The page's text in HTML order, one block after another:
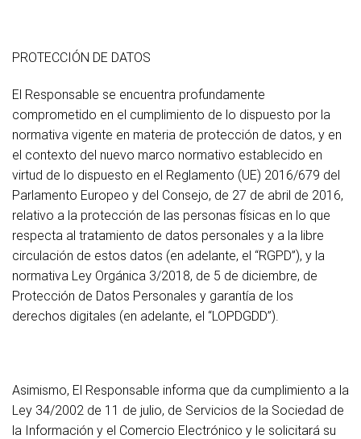
PROTECCIÓN DE DATOS
El Responsable se encuentra profundamente
comprometido en el cumplimiento de lo dispuesto por la
normativa vigente en materia de protección de datos, y en
el contexto del nuevo marco normativo establecido en
virtud de lo dispuesto en el Reglamento (UE) 2016/679 del
Parlamento Europeo y del Consejo, de 27 de abril de 2016,
relativo a la protección de las personas físicas en lo que
respecta al tratamiento de datos personales y a la libre
circulación de estos datos (en adelante, el “RGPD”), y la
normativa Ley Orgánica 3/2018, de 5 de diciembre, de
Protección de Datos Personales y garantía de los
derechos digitales (en adelante, el “LOPDGDD”).
Asimismo, El Responsable informa que da cumplimiento a la
Ley 34/2002 de 11 de julio, de Servicios de la Sociedad de
la Información y el Comercio Electrónico y le solicitará su